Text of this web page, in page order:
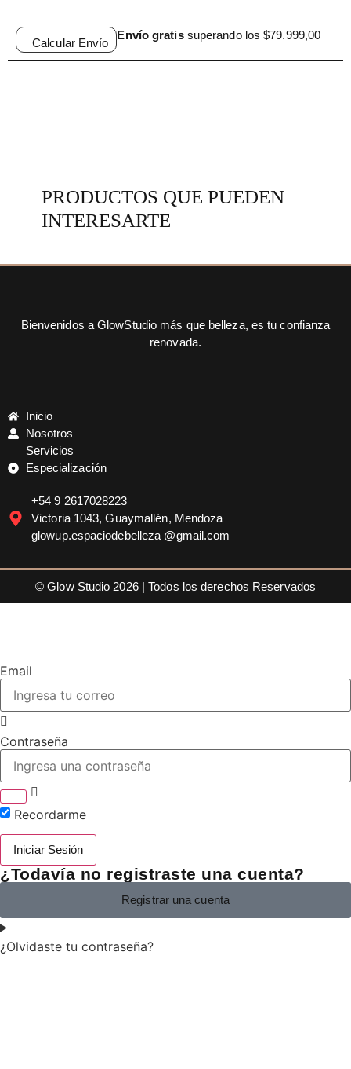
Calcular Envío
Envío gratissuperando los $79.999,00
PRODUCTOS QUE PUEDEN
INTERESARTE
Bienvenidos a GlowStudio más que belleza, es tu confianza
renovada.
Inicio
Nosotros
Servicios
Especialización
+54 9 2617028223
Victoria 1043, Guaymallén, Mendoza
glowup.espaciodebelleza @gmail.com
© Glow Studio 2026 | Todos los derechos Reservados
Email
Contraseña
Recordarme
Iniciar Sesión
¿Todavía no registraste una cuenta?
Registrar una cuenta
¿Olvidaste tu contraseña?